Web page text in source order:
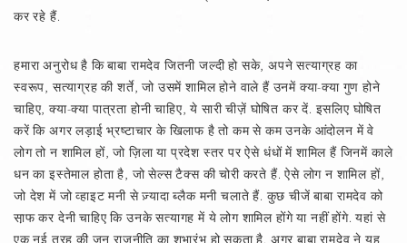
कर रहे हैं.
हमारा अनुरोध है कि बाबा रामदेव जितनी जल्दी हो सके, अपने सत्याग्रह का
स्वरूप, सत्याग्रह की शर्ते, जो उसमें शामिल होने वाले हैं उनमें क्या-क्या गुण होने
चाहिए, क्या-क्या पात्रता होनी चाहिए, ये सारी चीज़ें घोषित कर दें. इसलिए घोषित
करें कि अगर लड़ाई भ्रष्टाचार के खिलाफ है तो कम से कम उनके आंदोलन में वे
लोग तो न शामिल हों, जो ज़िला या प्रदेश स्तर पर ऐसे धंधों में शामिल हैं जिनमें काले
धन का इस्तेमाल होता है, जो सेल्स टैक्स की चोरी करते हैं. ऐसे लोग न शामिल हों,
जो देश में जो व्हाइट मनी से ज़्यादा ब्लैक मनी चलाते हैं. कुछ चीजें बाबा रामदेव को
सा़फ कर देनी चाहिए कि उनके सत्यागह में ये लोग शामिल होंगे या नहीं होंगे. यहां से
एक नई तरह की जन राजनीति का शुभारंभ हो सकता है. अगर बाबा रामदेव ने यह